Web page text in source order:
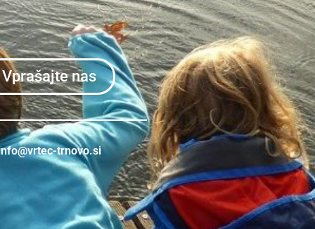
Vprašajte nas
trnovo.si